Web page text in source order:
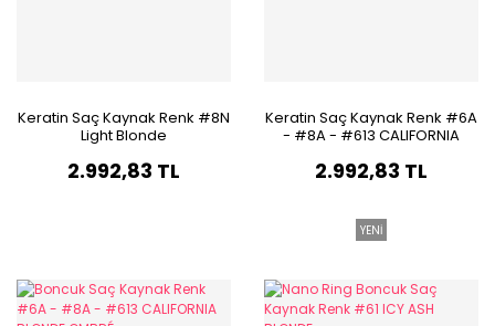
Keratin Saç Kaynak Renk #8N
Light Blonde
2.992,83 TL
Keratin Saç Kaynak Renk #6A
- #8A - #613 CALIFORNIA
2.992,83 TL
YENİ